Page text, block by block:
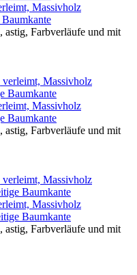
Massivholz
astig, Farbverläufe und mit
Massivholz
Baumkante
astig, Farbverläufe und mit
Massivholz
Baumkante
astig, Farbverläufe und mit